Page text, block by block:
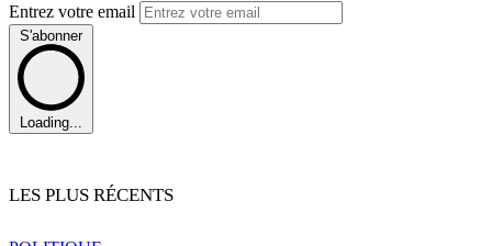
Entrez votre email
S'abonner
Loading...
LES PLUS RÉCENTS